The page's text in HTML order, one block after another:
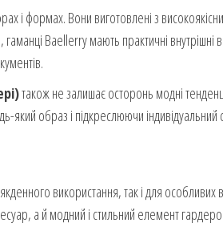
і формах. Вони виготовлені з
гаманці Baellerry мають практичні внутрішні
також не залишає осторонь модні
образ і підкреслюючи індивідуальний
використання, так і для особливих
а й модний і стильний елемент